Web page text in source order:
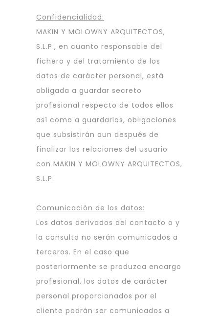
Confidencialidad:
MAKIN Y MOLOWNY ARQUITECTOS,
S.L.P., en cuanto responsable del
fichero y del tratamiento de los
datos de carácter personal, está
obligada a guardar secreto
profesional respecto de todos ellos
así como a guardarlos, obligaciones
que subsistirán aun después de
finalizar las relaciones del usuario
con MAKIN Y MOLOWNY ARQUITECTOS,
S.L.P.
Comunicación de los datos:
Los datos derivados del contacto o y
la consulta no serán comunicados a
terceros. En el caso que
posteriormente se produzca encargo
profesional, los datos de carácter
personal proporcionados por el
cliente podrán ser comunicados a